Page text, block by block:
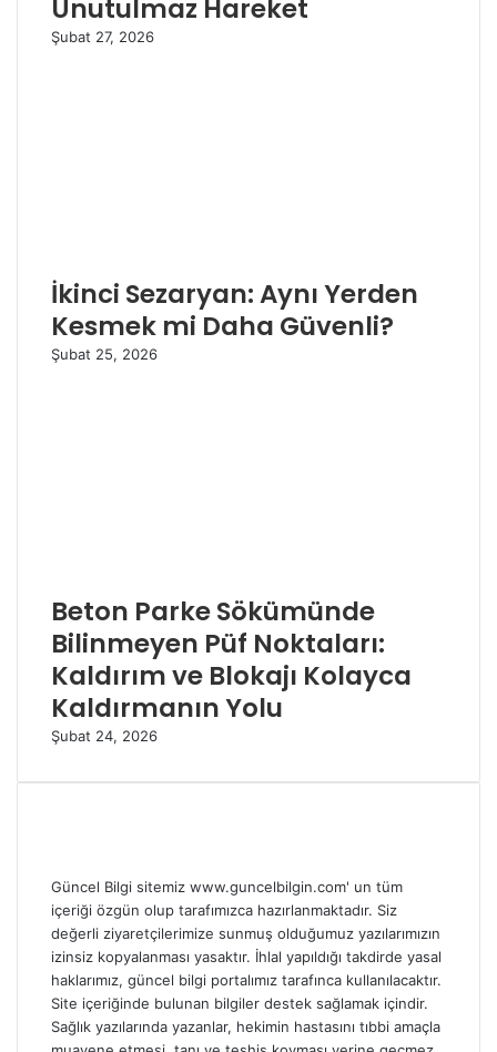
Unutulmaz Hareket
Şubat 27, 2026
İkinci Sezaryan: Aynı Yerden
Kesmek mi Daha Güvenli?
Şubat 25, 2026
Beton Parke Sökümünde
Bilinmeyen Püf Noktaları:
Kaldırım ve Blokajı Kolayca
Kaldırmanın Yolu
Şubat 24, 2026
Güncel Bilgi sitemiz www.guncelbilgin.com' un tüm
içeriği özgün olup tarafımızca hazırlanmaktadır. Siz
değerli ziyaretçilerimize sunmuş olduğumuz yazılarımızın
izinsiz kopyalanması yasaktır. İhlal yapıldığı takdirde yasal
haklarımız, güncel bilgi portalımız tarafınca kullanılacaktır.
Site içeriğinde bulunan bilgiler destek sağlamak içindir.
Sağlık yazılarında yazanlar, hekimin hastasını tıbbi amaçla